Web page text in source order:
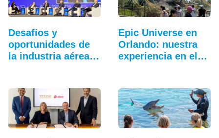
Desafíos y
oportunidades de
la industria aérea
Epic Universe en
Orlando: nuestra
experiencia en el…